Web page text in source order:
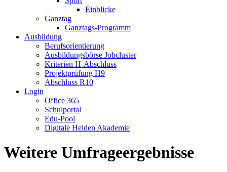
Einblicke
Ganztag
Ganztags-Programm
Ausbildung
Berufsorientierung
Ausbildungsbörse Jobcluster
Kriterien H-Abschluss
Projektprüfung H9
Abschluss R10
Login
Office 365
Schulportal
Edu-Pool
Digitale Helden Akademie
Weitere Umfrageergebnisse